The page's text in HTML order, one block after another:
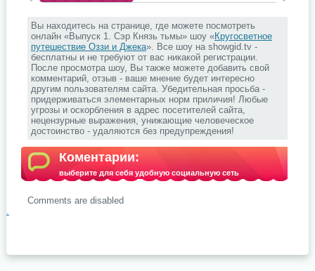
Вы находитесь на странице, где можете посмотреть
онлайн «Выпуск 1. Сэр Князь тьмы» шоу «Кругосветное
путешествие Оззи и Джека». Все шоу на showgid.tv -
бесплатны и не требуют от вас никакой регистрации.
После просмотра шоу, Вы также можете добавить свой
комментарий, отзыв - ваше мнение будет интересно
другим пользователям сайта. Убедительная просьба -
придерживаться элементарных норм приличия! Любые
угрозы и оскорбления в адрес посетителей сайта,
нецензурные выражения, унижающие человеческое
достоинство - удаляются без предупреждения!
Коментарии:
выберите для себя удобную социальную сеть
Comments are disabled
.